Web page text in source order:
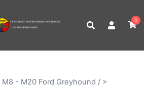
0
M8 - M20 Ford Greyhound / >